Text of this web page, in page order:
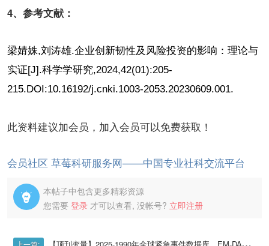
4、参考文献：
梁婧姝,刘涛雄.企业创新韧性及风险投资的影响：理论与
实证[J].科学学研究,2024,42(01):205-
215.DOI:10.16192/j.cnki.1003-2053.20230609.001.
此资料建议加会员，加入会员可以免费获取！
会员社区 草莓科研服务网——中国专业社科交流平台

本帖子中包含更多精彩资源
您需要 登录 才可以查看, 没帐号? 立即注册
上一篇: 【顶刊变量】2025-1990年全球紧急事件数据库、EM-DAT国际灾害数据库（供应链冲击变量）